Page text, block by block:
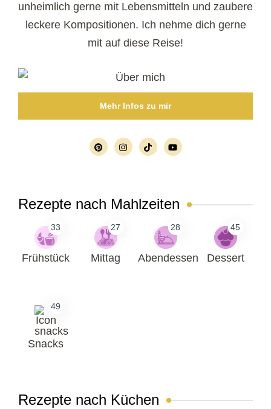
unheimlich gerne mit Lebensmitteln und zaubere
leckere Kompositionen. Ich nehme dich gerne
mit auf diese Reise!
Mehr Infos zu mir
Rezepte nach Mahlzeiten
33
Frühstück
27
Mittag
28
Abendessen
45
Dessert
49
Snacks
Rezepte nach Küchen